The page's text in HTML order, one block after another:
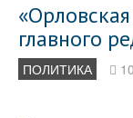
главного
ПОЛИТИКА